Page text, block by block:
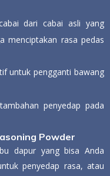
dari cabai asli yang
menciptakan rasa pedas
untuk pengganti bawang
tambahan penyedap pada
Powder
dapur yang bisa Anda
penyedap rasa, atau